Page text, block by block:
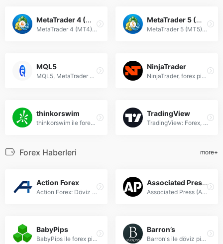
MetaTrader 4 (MT4)
MetaTrader 4 (MT4), forex piyasalarında teknik analiz ve otomatik işlemler için gelişmiş bir ticaret platformudur. Profesyonel araçlar sunar.
MetaTrader 5 (MT5)
MetaTrader 5 (MT5), forex ve borsa işlemleri için gelişmiş bir ticaret platformudur. Analiz araçları, otomatik ticaret ve çoklu varlık desteği sunar.
MQL5
MQL5, MetaTrader 5 için geliştirilen uzman danışmanlar, göstergeler ve otomatik forex ticaret robotları oluşturmak için kullanılan güçlü bir programlama dilidir.
NinjaTrader
NinjaTrader, forex piyasalarında profesyonel ticaret araçları ve analiz özellikleri sunan gelişmiş bir ticaret platformudur.
thinkorswim
thinkorswim ile forex ticaretinde gelişmiş grafik araçları, özelleştirilebilir göstergeler ve risksiz PaperMoney simülatörü kullanın. Profesyonel forex çözümleri için ideal platform!
TradingView
TradingView: Forex, hisse senetleri ve kripto para piyasaları için gelişmiş grafik araçları ve teknik analiz imkanları sunan lider platform.
Forex Haberleri more+
Action Forex
Action Forex: Döviz piyasası haberleri, forex analizleri ve güncel finansal bilgilerle tüm yatırımcılar için kapsamlı bir kaynak.
Associated Press (AP)
Associated Press (AP), dünya çapında güvenilir forex haberleri, piyasa analizleri ve finansal gelişmelerle ilgili güncel bilgiler sunar.
BabyPips
BabyPips ile forex piyasaları hakkında güncel haberler, stratejiler ve eğitim rehberleri keşfedin. Forex trading dünyasına adım atın!
Barron’s
Barron's ile döviz piyasası haberleri, analizler ve güncel kur bilgilerine ulaşın. Forex yatırımlarınız için uzman görüşleri burada!